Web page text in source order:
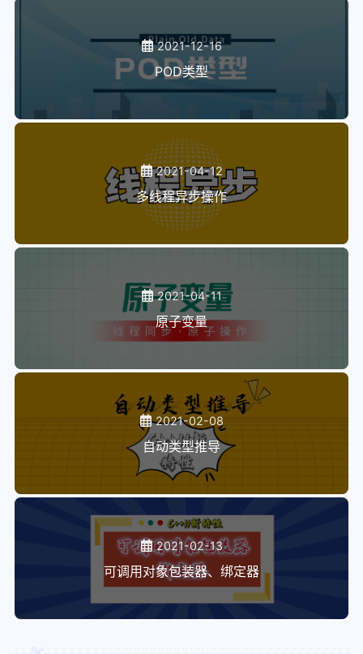
2021-12-16
POD类型
2021-04-12
多线程异步操作
2021-04-11
原子变量
2021-02-08
自动类型推导
2021-02-13
可调用对象包装器、绑定器